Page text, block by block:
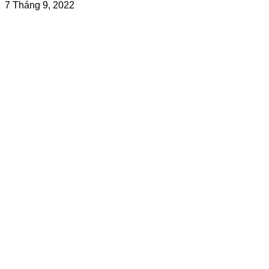
7 Tháng 9, 2022